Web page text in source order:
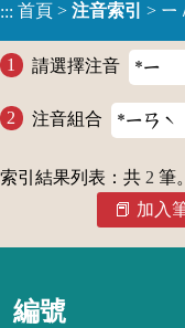
::: 首頁 > 注音索引 > ㄧ
請選擇注音
注音組合
索引結果列表：共 2 筆。
加入
編號